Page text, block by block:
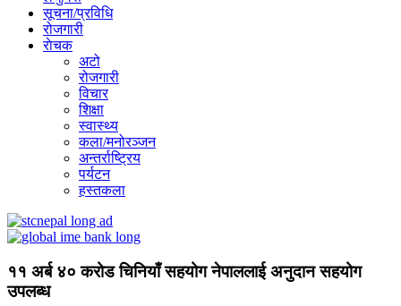
सूचना/प्रविधि
रोजगारी
राेचक
अटो
रोजगारी
विचार
शिक्षा
स्वास्थ्य
कला/मनोरञ्जन
अन्तर्राष्ट्रिय
पर्यटन
हस्तकला
११ अर्ब ४० करोड चिनियाँ सहयोग नेपाललाई अनुदान सहयोग
उपलब्ध